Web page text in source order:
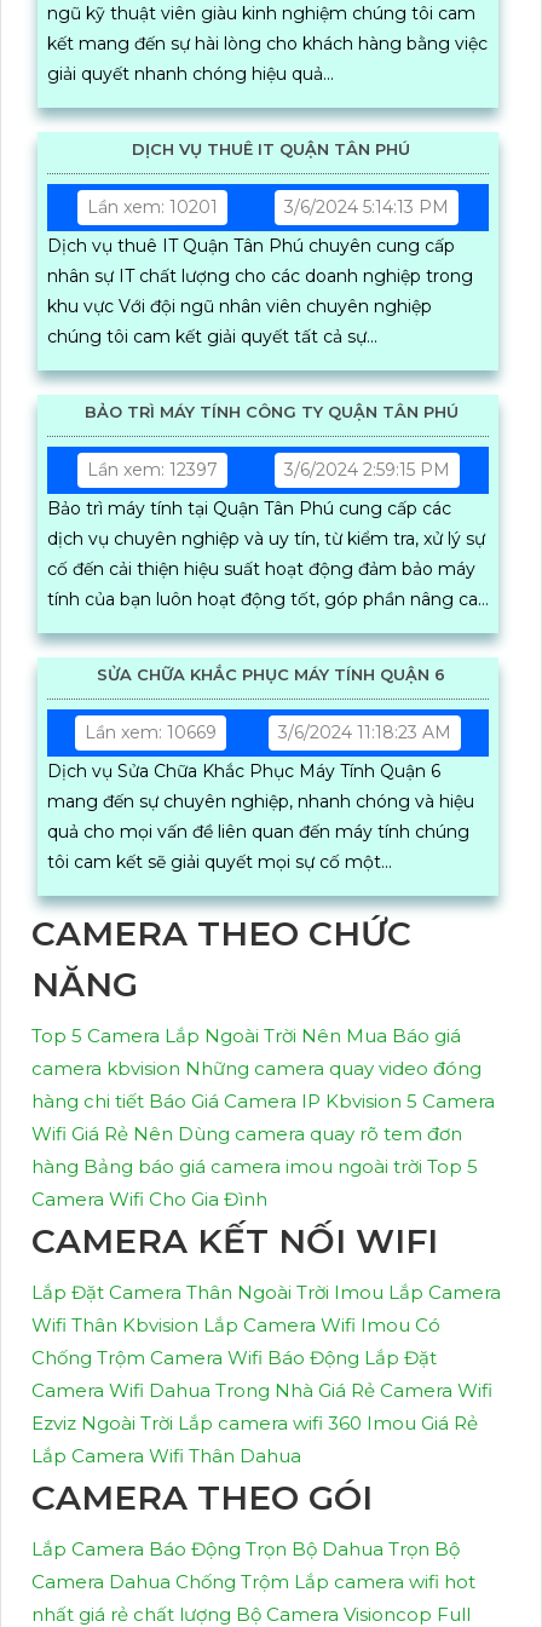
ngũ kỹ thuật viên giàu kinh nghiệm chúng tôi cam
kết mang đến sự hài lòng cho khách hàng bằng việc
giải quyết nhanh chóng hiệu quả...
DỊCH VỤ THUÊ IT QUẬN TÂN PHÚ
Lần xem: 10201
3/6/2024 5:14:13 PM
Dịch vụ thuê IT Quận Tân Phú chuyên cung cấp
nhân sự IT chất lượng cho các doanh nghiệp trong
khu vực Với đội ngũ nhân viên chuyên nghiệp
chúng tôi cam kết giải quyết tất cả sự...
BẢO TRÌ MÁY TÍNH CÔNG TY QUẬN TÂN PHÚ
Lần xem: 12397
3/6/2024 2:59:15 PM
Bảo trì máy tính tại Quận Tân Phú cung cấp các
dịch vụ chuyên nghiệp và uy tín, từ kiểm tra, xử lý sự
cố đến cải thiện hiệu suất hoạt động đảm bảo máy
tính của bạn luôn hoạt động tốt, góp phần nâng cao
hiệu quả công việc và sản xuất
SỬA CHỮA KHẮC PHỤC MÁY TÍNH QUẬN 6
Lần xem: 10669
3/6/2024 11:18:23 AM
Dịch vụ Sửa Chữa Khắc Phục Máy Tính Quận 6
mang đến sự chuyên nghiệp, nhanh chóng và hiệu
quả cho mọi vấn đề liên quan đến máy tính chúng
tôi cam kết sẽ giải quyết mọi sự cố một...
CAMERA THEO CHỨC
NĂNG
Top 5 Camera Lắp Ngoài Trời Nên Mua Báo giá
camera kbvision Những camera quay video đóng
hàng chi tiết Báo Giá Camera IP Kbvision 5 Camera
Wifi Giá Rẻ Nên Dùng camera quay rõ tem đơn
hàng Bảng báo giá camera imou ngoài trời Top 5
Camera Wifi Cho Gia Đình
CAMERA KẾT NỐI WIFI
Lắp Đặt Camera Thân Ngoài Trời Imou Lắp Camera
Wifi Thân Kbvision Lắp Camera Wifi Imou Có
Chống Trộm Camera Wifi Báo Động Lắp Đặt
Camera Wifi Dahua Trong Nhà Giá Rẻ Camera Wifi
Ezviz Ngoài Trời Lắp camera wifi 360 Imou Giá Rẻ
Lắp Camera Wifi Thân Dahua
CAMERA THEO GÓI
Lắp Camera Báo Động Trọn Bộ Dahua Trọn Bộ
Camera Dahua Chống Trộm Lắp camera wifi hot
nhất giá rẻ chất lượng Bộ Camera Visioncop Full